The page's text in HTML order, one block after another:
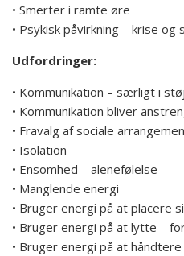
• Smerter i ramte øre
• Psykisk påvirkning – krise og
Udfordringer:
• Kommunikation – særligt i
• Kommunikation bliver
• Fravalg af sociale
• Isolation
• Ensomhed – alenefølelse
• Manglende energi
• Bruger energi på at placere
• Bruger energi på at lytte –
• Bruger energi på at